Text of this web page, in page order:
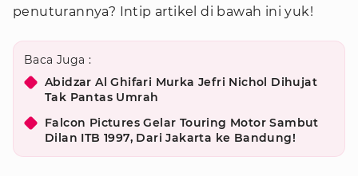
penuturannya? Intip artikel di bawah ini yuk!
Baca Juga :
Abidzar Al Ghifari Murka Jefri Nichol Dihujat
Tak Pantas Umrah
Falcon Pictures Gelar Touring Motor Sambut
Dilan ITB 1997, Dari Jakarta ke Bandung!